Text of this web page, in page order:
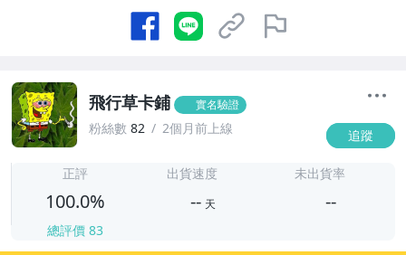
飛行草卡鋪 實名驗證
粉絲數 82 2個月前上線 追蹤
正評
100.0%
總評價 83
出貨速度
-- 天
未出貨率
--